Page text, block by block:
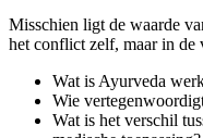
Misschien ligt de waarde
het conflict zelf, maar in de
Wat is Ayurveda
Wie
Wat is het verschil